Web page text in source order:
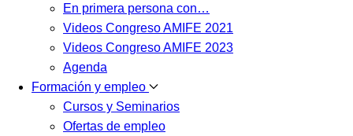
En primera persona con…
Videos Congreso AMIFE 2021
Videos Congreso AMIFE 2023
Agenda
Formación y empleo
Cursos y Seminarios
Ofertas de empleo